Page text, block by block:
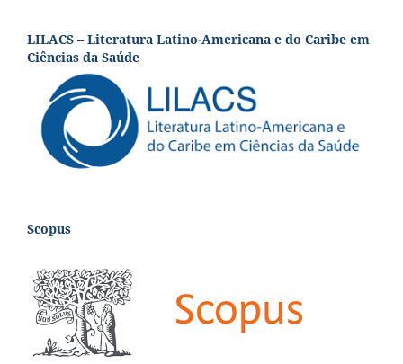
LILACS – Literatura Latino-Americana e do Caribe em
Ciências da Saúde
Scopus